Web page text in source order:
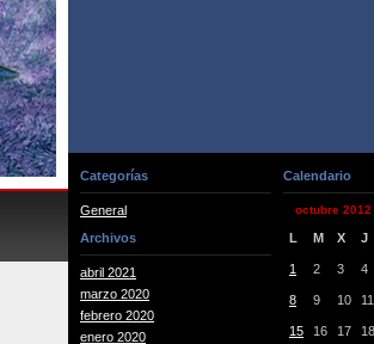
Categorías
General
Archivos
abril 2021
marzo 2020
febrero 2020
enero 2020
Calendario
octubre 2012
L M X J
1 2 3 4
8 9 10 11
15 16 17 18